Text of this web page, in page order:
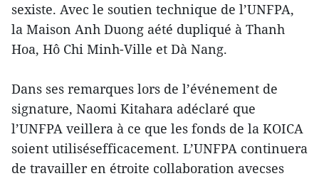
sexiste. Avec le soutien technique de l’UNFPA,
la Maison Anh Duong aété dupliqué à Thanh
Hoa, Hô Chi Minh-Ville et Dà Nang.
Dans ses remarques lors de l’événement de
signature, Naomi Kitahara adéclaré que
l’UNFPA veillera à ce que les fonds de la KOICA
soient utilisésefficacement. L’UNFPA continuera
de travailler en étroite collaboration avecses